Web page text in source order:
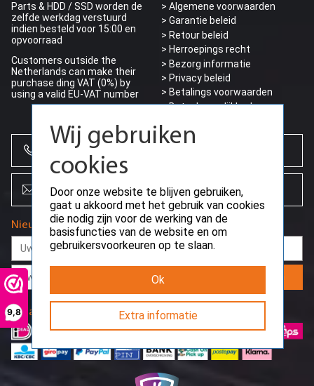
9,8
Parts & HDD / SSD worden de
zelfde werkdag verstuurd
indien besteld voor 15:00 en
opvoorraad
Customers outside the
Netherlands can make their
purchase ding VAT (0%) by
using a valid EU-VAT number
> Algemene voorwaarden
> Garantie beleid
> Retour beleid
> Herroepings recht
> Bezorg informatie
> Privacy beleid
> Betalings voorwaarden
> Betaalmogelijkheden
+31 (0)85 864 0777
info@creoserver.com
Nieuwsbrief
Betaalmethodes
Wij gebruiken
cookies
Door onze website te blijven gebruiken,
gaat u akkoord met het gebruik van cookies
die nodig zijn voor de werking van de
basisfuncties van de website en om
gebruikersvoorkeuren op te slaan.
Ok
Extra informatie